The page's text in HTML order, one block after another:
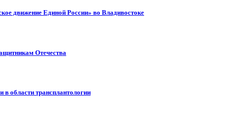
движение Единой России» во Владивостоке
Отечества
области трансплантологии